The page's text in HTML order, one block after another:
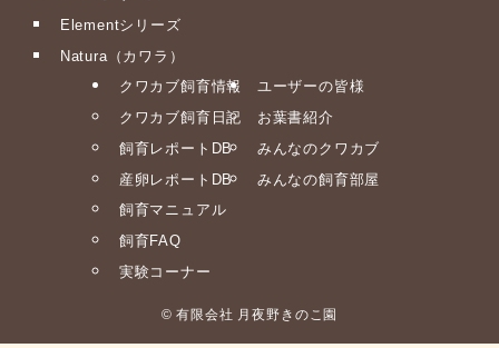
Elementシリーズ
Natura（カワラ）
クワカブ飼育情報
クワカブ飼育日記
飼育レポートDB
産卵レポートDB
飼育マニュアル
飼育FAQ
実験コーナー
ユーザーの皆様
お葉書紹介
みんなのクワカブ
みんなの飼育部屋
© 有限会社 月夜野きのこ園